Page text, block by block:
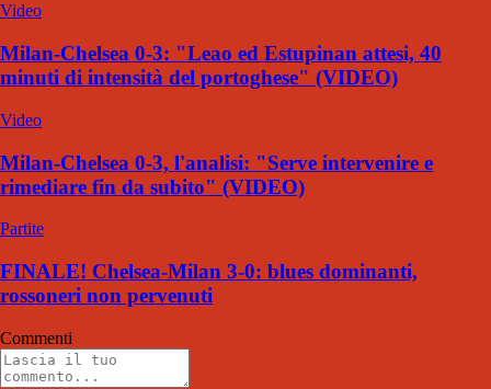
Video
Milan-Chelsea 0-3: "Leao ed Estupinan attesi, 40
minuti di intensità del portoghese" (VIDEO)
Video
Milan-Chelsea 0-3, l'analisi: "Serve intervenire e
rimediare fin da subito" (VIDEO)
Partite
FINALE! Chelsea-Milan 3-0: blues dominanti,
rossoneri non pervenuti
Commenti